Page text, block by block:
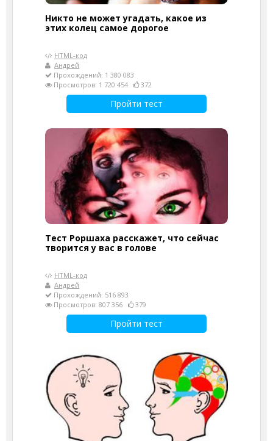
Никто не может угадать, какое из
этих колец самое дорогое
HTML-код
Андрей
Прохождений: 1 380 083
Просмотров: 1 720 454
372
Пройти тест
Тест Роршаха расскажет, что сейчас
творится у вас в голове
HTML-код
Андрей
Прохождений: 516 893
Просмотров: 807 356
379
Пройти тест